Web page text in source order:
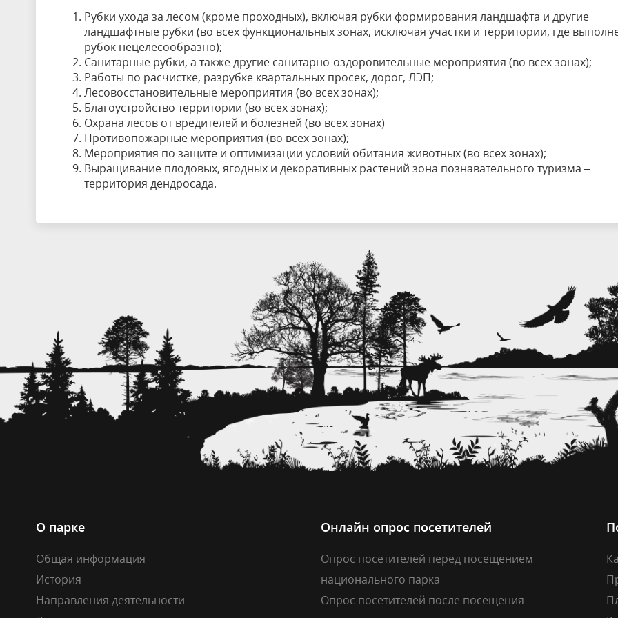
Рубки ухода за лесом (кроме проходных), включая рубки формирования ландшафта и другие
ландшафтные рубки (во всех функциональных зонах, исключая участки и территории, где
рубок нецелесообразно);
Санитарные рубки, а также другие санитарно-оздоровительные мероприятия (во всех зонах);
Работы по расчистке, разрубке квартальных просек, дорог, ЛЭП;
Лесовосстановительные мероприятия (во всех зонах);
Благоустройство территории (во всех зонах);
Охрана лесов от вредителей и болезней (во всех зонах)
Противопожарные мероприятия (во всех зонах);
Мероприятия по защите и оптимизации условий обитания животных (во всех зонах);
Выращивание плодовых, ягодных и декоративных растений зона познавательного туризма –
территория дендросада.
О парке
Общая информация
История
Направления деятельности
Онлайн опрос посетителей
Опрос посетителей перед посещением
национального парка
Опрос посетителей после посещения